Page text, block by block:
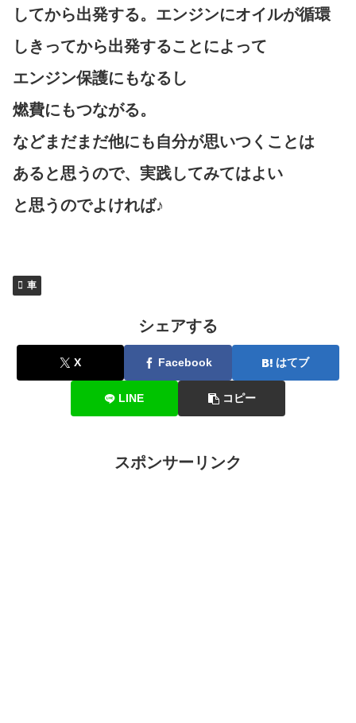
してから出発する。エンジンにオイルが循環
しきってから出発することによって
エンジン保護にもなるし
燃費にもつながる。
などまだまだ他にも自分が思いつくことは
あると思うので、実践してみてはよい
と思うのでよければ♪
車
シェアする
X Facebook はてブ
LINE コピー
スポンサーリンク